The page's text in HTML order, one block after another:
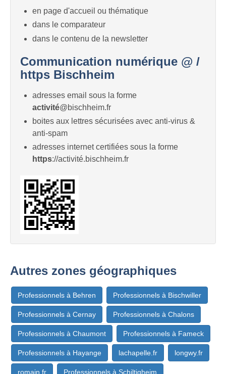
en page d'accueil ou thématique
dans le comparateur
dans le contenu de la newsletter
Communication numérique @ /
https Bischheim
adresses email sous la forme
activité@bischheim.fr
boites aux lettres sécurisées avec anti-virus &
anti-spam
adresses internet certifiées sous la forme
https://activité.bischheim.fr
Autres zones géographiques
Professionnels à Behren Professionnels à Bischwiller
Professionnels à Cernay Professionnels à Chalons
Professionnels à Chaumont Professionnels à Fameck
Professionnels à Hayange lachapelle.fr longwy.fr
romain.fr Professionnels à Schiltigheim